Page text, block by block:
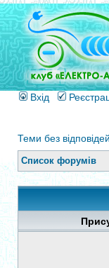
Вхід
Теми без відповідей
Список форумів